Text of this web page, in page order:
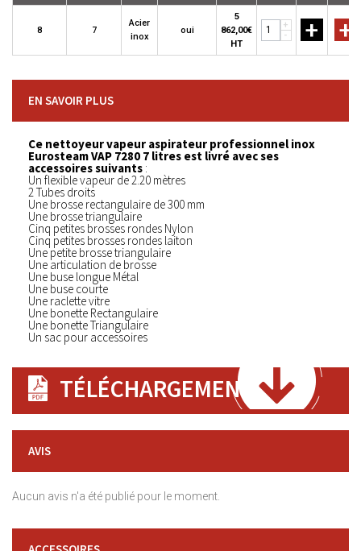
8 7
Acier
inox
oui
5
862,00€
HT
+
-
+ +
EN SAVOIR PLUS
Ce nettoyeur vapeur aspirateur professionnel inox
Eurosteam VAP 7280 7 litres est livré avec ses
accessoires suivants :
Un flexible vapeur de 2.20 mètres
2 Tubes droits
Une brosse rectangulaire de 300 mm
Une brosse triangulaire
Cinq petites brosses rondes Nylon
Cinq petites brosses rondes laiton
Une petite brosse triangulaire
Une articulation de brosse
Une buse longue Métal
Une buse courte
Une raclette vitre
Une bonette Rectangulaire
Une bonette Triangulaire
Un sac pour accessoires
TÉLÉCHARGEMENT
AVIS
Aucun avis n'a été publié pour le moment.